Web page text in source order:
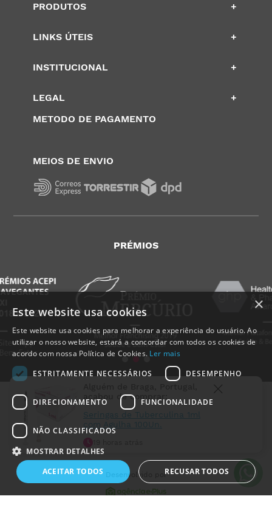
PRODUTOS +
LINKS ÚTEIS +
INSTITUCIONAL +
LEGAL
+
METODO DE PAGAMENTO
MEIOS DE ENVIO
PRÉMIOS
MedicalShop - Saúde e Bem-Estar
2011-2026 | Todos os direitos reservados
Desenvolvido por
×
Este website usa cookies
Este website usa cookies para melhorar a experiência do usuário. Ao
utilizar o nosso website, estará a concordar com todos os cookies de
acordo com nossa Política de Cookies. Ler mais
ESTRITAMENTE NECESSÁRIOS
DESEMPENHO
DIRECIONAMENTO FUNCIONALIDADE
NÃO CLASSIFICADOS
MOSTRAR DETALHES
ACEITAR TODOS
RECUSAR TODOS
acabou de comprar:
Seringas de Tuberculina 1ml
com Agulha 100Un.